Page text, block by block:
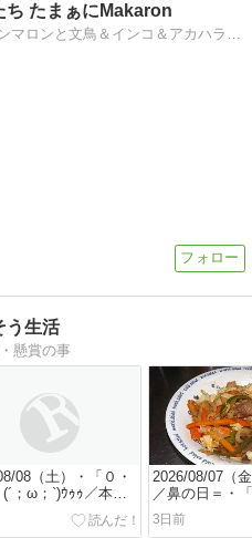
ち たまぁにMakaron
Mダックス女の子 チョコタンマロンと文鳥＆インコ＆アカハラのグリグラ＆メダちゃん＆金魚との楽しい生活。日常やワンコの手作りご飯をご紹介。
う生活
懸賞の事
08（土）・「０・
(´；ω；`)ｳｩｩ／本日
院日／昨夕食
2026/08/07（
／鼻の日＝・
ナスゼロ」
金は、デイサ
3日前